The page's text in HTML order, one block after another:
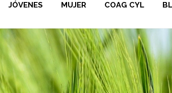
JÓVENES MUJER COAG CYL